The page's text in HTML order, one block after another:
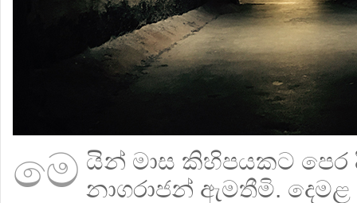
මෙ යින් මාස කිහිපයකට
නාගරාජන් ඇමතීමි.